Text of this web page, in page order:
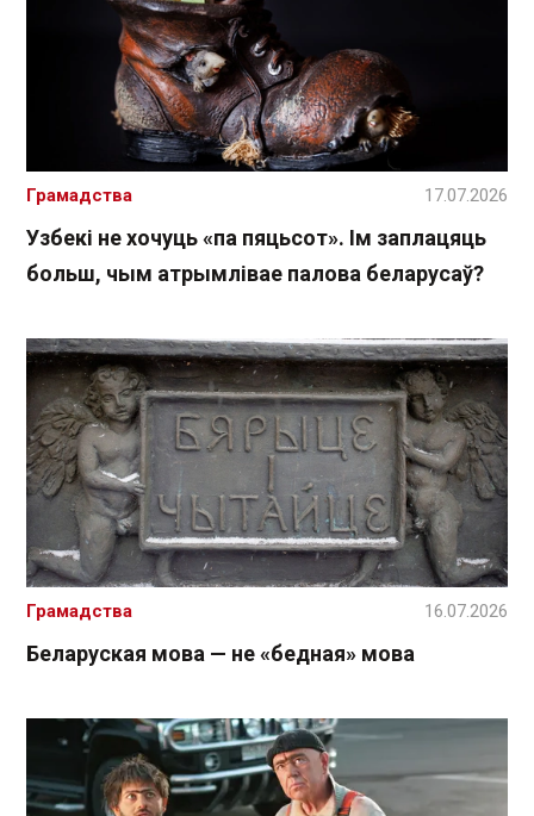
Узбекі не хочуць «па пяцьсот». Ім заплацяць
больш, чым атрымлівае палова беларусаў?
Грамадства 17.07.2026
Беларуская мова — не «бедная» мова
Грамадства 16.07.2026